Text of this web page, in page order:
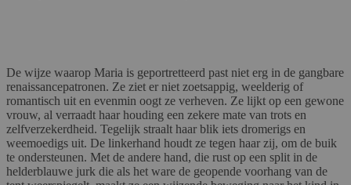
De wijze waarop Maria is geportretteerd past niet erg in de gangbare
renaissancepatronen. Ze ziet er niet zoetsappig, weelderig of
romantisch uit en evenmin oogt ze verheven. Ze lijkt op een gewone
vrouw, al verraadt haar houding een zekere mate van trots en
zelfverzekerdheid. Tegelijk straalt haar blik iets dromerigs en
weemoedigs uit. De linkerhand houdt ze tegen haar zij, om de buik
te ondersteunen. Met de andere hand, die rust op een split in de
helderblauwe jurk die als het ware de geopende voorhang van de